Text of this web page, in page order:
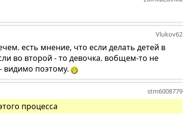
Vlukov62
есть мнение, что если делать детей в
во второй - то девочка. вобщем-то не
видимо поэтому.
stm6008779
процесса